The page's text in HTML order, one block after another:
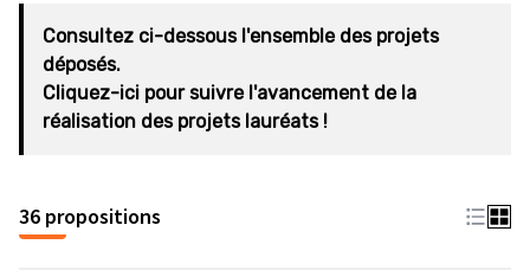
Consultez ci-dessous l'ensemble des projets
déposés.
Cliquez-ici pour suivre l'avancement de la
réalisation des projets lauréats !
36 propositions